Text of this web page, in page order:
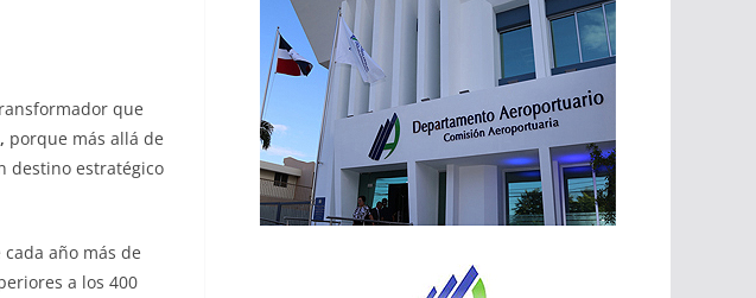
que
porque más allá de
destino estratégico
año más de
a los 400